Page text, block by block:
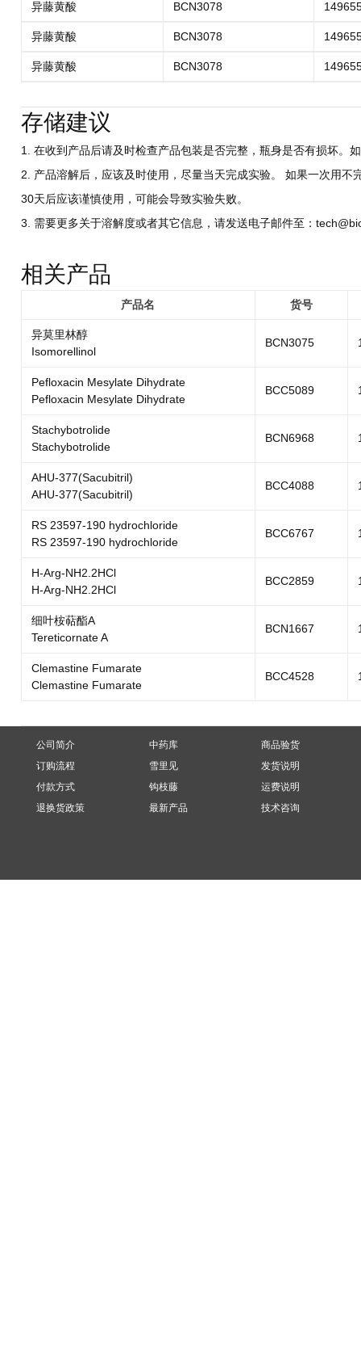
异藤黄酸 BCN3078
异藤黄酸 BCN3078
异藤黄酸 BCN3078
存储建议
1. 在收到产品后请及时检查产品包装是否完整，瓶身是否有损坏。
2. 产品溶解后，应该及时使用，尽量当天完成实验。 如果一次用
30天后应该谨慎使用，可能会导致实验失败。
3. 需要更多关于溶解度或者其它信息，请发送电子邮件至：
相关产品
产品名 货号
异莫里林醇
Isomorellinol
BCN3075
Pefloxacin Mesylate Dihydrate
Pefloxacin Mesylate Dihydrate
BCC5089
Stachybotrolide
Stachybotrolide
BCN6968
AHU-377(Sacubitril)
AHU-377(Sacubitril)
BCC4088
RS 23597-190 hydrochloride
RS 23597-190 hydrochloride
BCC6767
H-Arg-NH2.2HCl
H-Arg-NH2.2HCl
BCC2859
细叶桉萜酯A
Tereticornate A
BCN1667
Clemastine Fumarate
Clemastine Fumarate
BCC4528
公司简介
订购流程
付款方式
退换货政策
中药库
雪里见
钩枝藤
最新产品
商品验货
发货说明
运费说明
技术咨询